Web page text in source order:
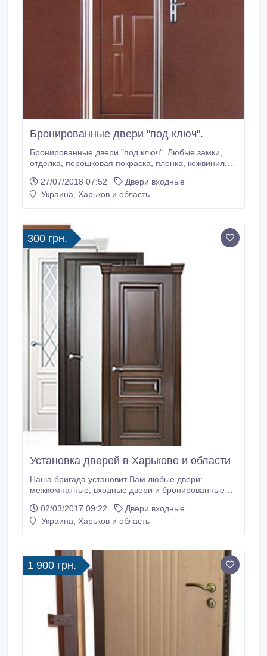
Бронированные двери "под ключ".
Бронированные двери "под ключ". Любые замки,
отделка, порошковая покраска, пленка, кожвинил,
гарантия 3 года. Противопожарные двери. Наш
адрес: ул. Шевченко, 146. Тел.: 050-406-15-17, 050-
27/07/2018 07:52
Двери входные
Украина, Харьков и область
300 грн.
Установка дверей в Харькове и области
Наша бригада установит Вам любые двери:
межкомнатные, входные двери и бронированные
выгоднее приобрести дверь. Сотрудничаем со
всеми ведущими производителями дверей.
Ждем Вашего звонка по тел.
02/03/2017 09:22
Двери входные
Украина, Харьков и область
1 900 грн.